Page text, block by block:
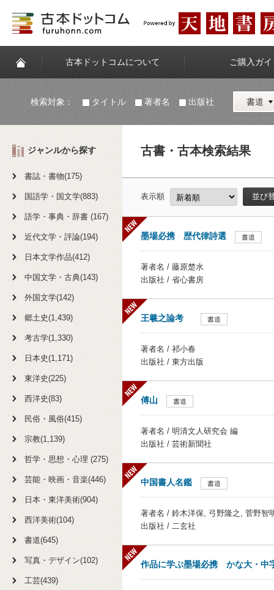
古本ドットコムについて ご購入ガ
検索対象： タイトル 著者名 出版社 書道
ジャンルから探す
書誌・書物(175)
国語学・国文学(883)
語学・事典・辞書 (167)
近代文学・評論(194)
日本文学作品(412)
中国文学・古典(143)
外国文学(142)
郷土史(1,439)
考古学(1,330)
日本史(1,171)
東洋史(225)
西洋史(83)
民俗・風俗(415)
宗教(1,139)
哲学・思想・心理 (275)
芸能・映画・音楽(446)
日本・東洋美術(904)
西洋美術(104)
書道(645)
写真・デザイン(102)
工芸(439)
古書・古本検索結果
表示順 並び
墨場必携 歴代律詩選 書道
著者名 / 藤原楚水
出版社 / 省心書房
王羲之論考 書道
著者名 / 祁小春
出版社 / 東方出版
傅山 書道
著者名 / 明清文人研究会 編
出版社 / 芸術新聞社
中国書人名鑑 書道
著者名 / 鈴木洋保, 弓野隆之, 菅野智
出版社 / 二玄社
作品に学ぶ墨場必携 かな大・中